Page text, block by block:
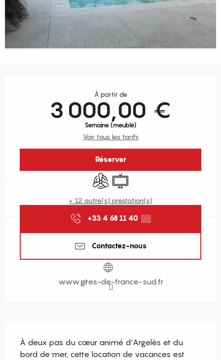
À partir de
3 000,00 €
Semaine (meublé)
Voir tous les tarifs
Réserver
Air conditionné
Télévision
+ 12 autre(s) prestation(s)
+33 4 68 11 40 ▒▒
Contactez-nous
www.gites-de-france-sud.fr
À deux pas du cœur animé d'Argelès et du
bord de mer, cette location de vacances est